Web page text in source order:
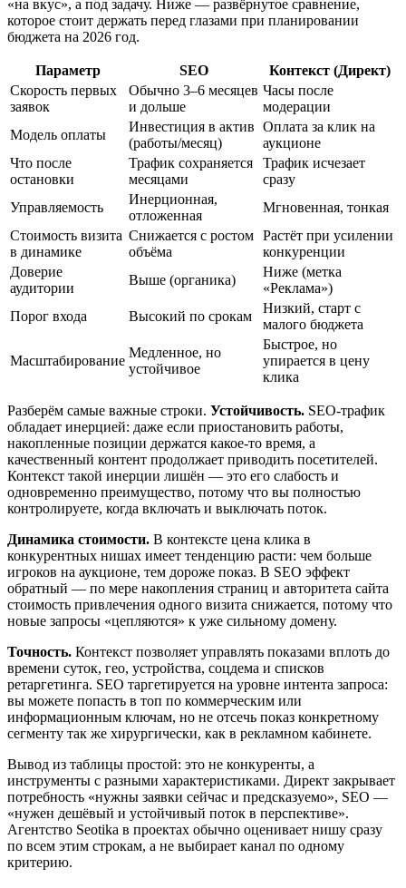
«на вкус», а под задачу. Ниже — развёрнутое сравнение,
которое стоит держать перед глазами при планировании
бюджета на 2026 год.
Параметр SEO
Контекст (Директ)
Скорость первых
заявок
Обычно 3–6 месяцев
и дольше
Часы после
модерации
Модель оплаты
Инвестиция в актив
(работы/месяц)
Оплата за клик на
аукционе
Что после
остановки
Трафик сохраняется
месяцами
Трафик исчезает
сразу
Управляемость
Инерционная,
отложенная
Мгновенная, тонкая
Стоимость визита
в динамике
Снижается с ростом
объёма
Растёт при усилении
конкуренции
Доверие
аудитории
Выше (органика)
Ниже (метка
«Реклама»)
Порог входа
Высокий по срокам
Низкий, старт с
малого бюджета
Масштабирование
Медленное, но
устойчивое
Быстрое, но
упирается в цену
клика
Разберём самые важные строки. Устойчивость. SEO-трафик
обладает инерцией: даже если приостановить работы,
накопленные позиции держатся какое-то время, а
качественный контент продолжает приводить посетителей.
Контекст такой инерции лишён — это его слабость и
одновременно преимущество, потому что вы полностью
контролируете, когда включать и выключать поток.
Динамика стоимости. В контексте цена клика в
конкурентных нишах имеет тенденцию расти: чем больше
игроков на аукционе, тем дороже показ. В SEO эффект
обратный — по мере накопления страниц и авторитета сайта
стоимость привлечения одного визита снижается, потому что
новые запросы «цепляются» к уже сильному домену.
Точность. Контекст позволяет управлять показами вплоть до
времени суток, гео, устройства, соцдема и списков
ретаргетинга. SEO таргетируется на уровне интента запроса:
вы можете попасть в топ по коммерческим или
информационным ключам, но не отсечь показ конкретному
сегменту так же хирургически, как в рекламном кабинете.
Вывод из таблицы простой: это не конкуренты, а
инструменты с разными характеристиками. Директ закрывает
потребность «нужны заявки сейчас и предсказуемо», SEO —
«нужен дешёвый и устойчивый поток в перспективе».
Агентство Seotika в проектах обычно оценивает нишу сразу
по всем этим строкам, а не выбирает канал по одному
критерию.